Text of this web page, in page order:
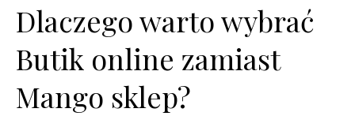
Dlaczego warto wybrać
Butik online zamiast
Mango sklep?